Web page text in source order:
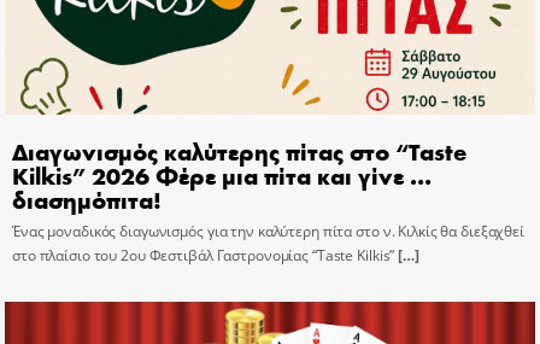
Διαγωνισμός καλύτερης πίτας στο “Taste
Kilkis” 2026 Φέρε μια πίτα και γίνε …
διασημόπιτα!
Ένας μοναδικός διαγωνισμός για την καλύτερη πίτα στο ν. Κιλκίς θα διεξαχθεί
στο πλαίσιο του 2ου Φεστιβάλ Γαστρονομίας “Taste Kilkis”[…]